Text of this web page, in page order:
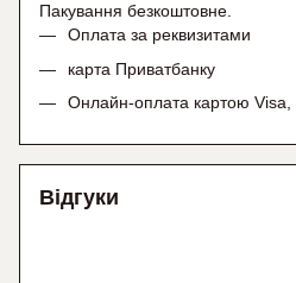
Пакування безкоштовне.
Оплата за реквизитами
карта Приватбанку
Онлайн-оплата картою
Відгуки